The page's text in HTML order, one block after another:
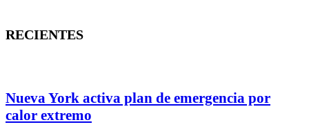
RECIENTES
Nueva York activa plan de emergencia por
calor extremo